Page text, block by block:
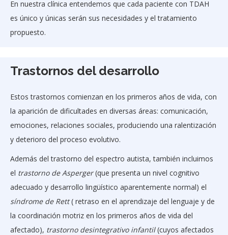
En nuestra clínica entendemos que cada paciente con TDAH
es único y únicas serán sus necesidades y el tratamiento
propuesto.
Trastornos del desarrollo
Estos trastornos comienzan en los primeros años de vida, con
la aparición de dificultades en diversas áreas: comunicación,
emociones, relaciones sociales, produciendo una ralentización
y deterioro del proceso evolutivo.
Además del trastorno del espectro autista, también incluimos
el trastorno de Asperger(que presenta un nivel cognitivo
adecuado y desarrollo lingüístico aparentemente normal) el
síndrome de Rett( retraso en el aprendizaje del lenguaje y de
la coordinación motriz en los primeros años de vida del
afectado), trastorno desintegrativo infantil(cuyos afectados